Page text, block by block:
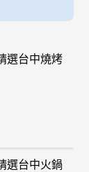
選台中燒烤
選台中火鍋